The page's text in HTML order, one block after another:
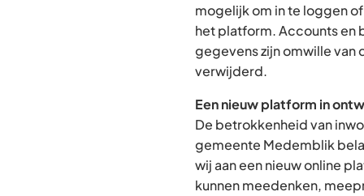
mogelijk om in te loggen
het platform. Accounts en
gegevens zijn omwille van
verwijderd.
Een nieuw platform in
De betrokkenheid van
gemeente Medemblik
wij aan een nieuw online
kunnen meedenken,